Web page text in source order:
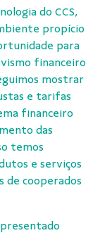
do CCS,
propício
para
financeiro
mostrar
e tarifas
financeiro
das
temos
e serviços
de cooperados